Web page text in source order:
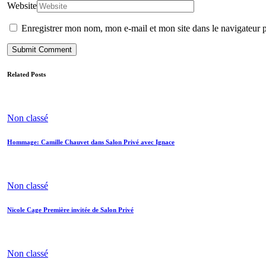
Website
Enregistrer mon nom, mon e-mail et mon site dans le navigateur
Related Posts
Non classé
Hommage: Camille Chauvet dans Salon Privé avec Ignace
Non classé
Nicole Cage Première invitée de Salon Privé
Non classé